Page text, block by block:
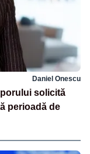
Daniel Onescu
solicită
perioadă de